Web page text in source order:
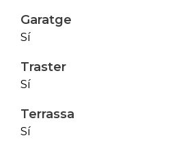
Garatge
Sí
Traster
Sí
Terrassa
Sí